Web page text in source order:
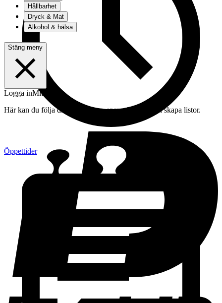
Öppettider
Hållbarhet
Dryck & Mat
Alkohol & hälsa
Stäng meny
Logga inMitt konto
Här kan du följa din beställning, spara drycker och skapa listor.